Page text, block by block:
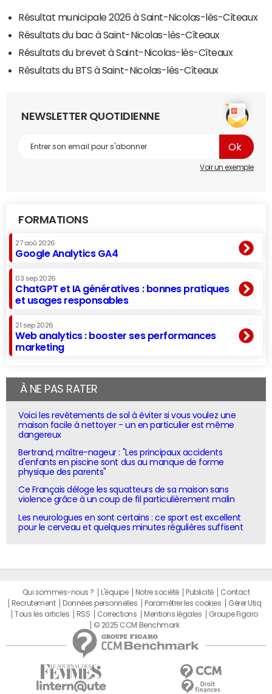
Résultat municipale 2026 à Saint-Nicolas-lès-Cîteaux
Résultats du bac à Saint-Nicolas-lès-Cîteaux
Résultats du brevet à Saint-Nicolas-lès-Cîteaux
Résultats du BTS à Saint-Nicolas-lès-Cîteaux
NEWSLETTER QUOTIDIENNE
Voir un exemple
FORMATIONS
27 aoû 2026
Google Analytics GA4
03 sep 2026
ChatGPT et IA génératives : bonnes pratiques
et usages responsables
21 sep 2026
Web analytics : booster ses performances
marketing
À NE PAS RATER
Voici les revêtements de sol à éviter si vous voulez une
maison facile à nettoyer - un en particulier est même
dangereux
Bertrand, maître-nageur : "Les principaux accidents
d'enfants en piscine sont dus au manque de forme
physique des parents"
Ce Français déloge les squatteurs de sa maison sans
violence grâce à un coup de fil particulièrement malin
Les neurologues en sont certains : ce sport est excellent
pour le cerveau et quelques minutes régulières suffisent
Qui sommes-nous ? L'équipe Notre société Publicité
Contact
Recrutement
Données personnelles Paramétrer les cookies
Gérer Utiq
Tous les articles
RSS Corrections Mentions légales
Groupe Figaro
© 2025 CCM Benchmark